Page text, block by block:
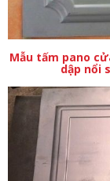
Mẫu tấm pano
dập nổi